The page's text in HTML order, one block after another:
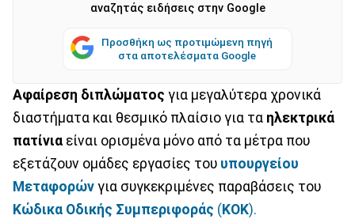
αναζητάς ειδήσεις στην Google
Προσθήκη ως προτιμώμενη πηγή
στα αποτελέσματα Google
Αφαίρεση διπλώματος για μεγαλύτερα χρονικά
διαστήματα και θεσμικό πλαίσιο για τα ηλεκτρικά
πατίνια είναι ορισμένα μόνο από τα μέτρα που
εξετάζουν ομάδες εργασίες του υπουργείου
Μεταφορών για συγκεκριμένες παραβάσεις του
Κώδικα Οδικής Συμπεριφοράς (ΚΟΚ).